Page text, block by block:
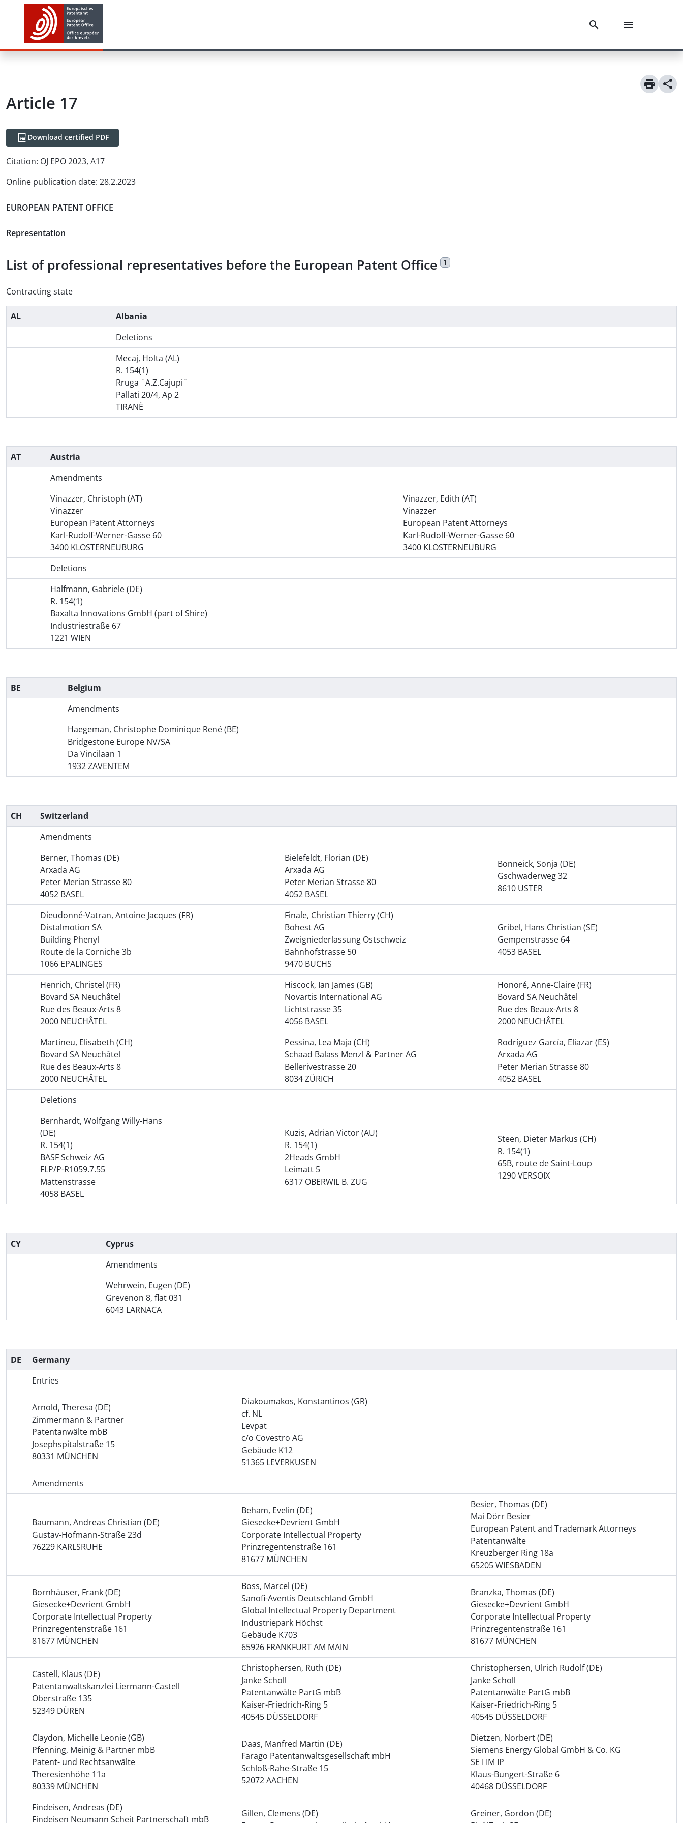
Article 17
Download certified PDF
Citation: OJ EPO 2023, A17
Online publication date: 28.2.2023
EUROPEAN PATENT OFFICE
Representation
List of professional representatives before the European Patent Office 1
Contracting state
AL
Albania
Deletions
Mecaj, Holta (AL)
R. 154(1)
Rruga ¨A.Z.Cajupi¨
Pallati 20/4, Ap 2
TIRANË
AT
Austria
Amendments
Vinazzer, Christoph (AT)
Vinazzer
European Patent Attorneys
Karl-Rudolf-Werner-Gasse 60
3400 KLOSTERNEUBURG
Vinazzer, Edith (AT)
Vinazzer
European Patent Attorneys
Karl-Rudolf-Werner-Gasse 60
3400 KLOSTERNEUBURG
Deletions
Halfmann, Gabriele (DE)
R. 154(1)
Baxalta Innovations GmbH (part of Shire)
Industriestraße 67
1221 WIEN
BE
Belgium
Amendments
Haegeman, Christophe Dominique René (BE)
Bridgestone Europe NV/SA
Da Vincilaan 1
1932 ZAVENTEM
CH
Switzerland
Amendments
Berner, Thomas (DE)
Arxada AG
Peter Merian Strasse 80
4052 BASEL
Bielefeldt, Florian (DE)
Arxada AG
Peter Merian Strasse 80
4052 BASEL
Bonneick, Sonja (DE)
Gschwaderweg 32
8610 USTER
Dieudonné-Vatran, Antoine Jacques (FR)
Distalmotion SA
Building Phenyl
Route de la Corniche 3b
1066 EPALINGES
Finale, Christian Thierry (CH)
Bohest AG
Zweigniederlassung Ostschweiz
Bahnhofstrasse 50
9470 BUCHS
Gribel, Hans Christian (SE)
Gempenstrasse 64
4053 BASEL
Henrich, Christel (FR)
Bovard SA Neuchâtel
Rue des Beaux-Arts 8
2000 NEUCHÂTEL
Hiscock, Ian James (GB)
Novartis International AG
Lichtstrasse 35
4056 BASEL
Honoré, Anne-Claire (FR)
Bovard SA Neuchâtel
Rue des Beaux-Arts 8
2000 NEUCHÂTEL
Martineu, Elisabeth (CH)
Bovard SA Neuchâtel
Rue des Beaux-Arts 8
2000 NEUCHÂTEL
Pessina, Lea Maja (CH)
Schaad Balass Menzl & Partner AG
Bellerivestrasse 20
8034 ZÜRICH
Rodríguez García, Eliazar (ES)
Arxada AG
Peter Merian Strasse 80
4052 BASEL
Deletions
Bernhardt, Wolfgang Willy-Hans
(DE)
R. 154(1)
BASF Schweiz AG
FLP/P-R1059.7.55
Mattenstrasse
4058 BASEL
Kuzis, Adrian Victor (AU)
R. 154(1)
2Heads GmbH
Leimatt 5
6317 OBERWIL B. ZUG
Steen, Dieter Markus (CH)
R. 154(1)
65B, route de Saint-Loup
1290 VERSOIX
CY
Cyprus
Amendments
Wehrwein, Eugen (DE)
Grevenon 8, flat 031
6043 LARNACA
DE
Germany
Entries
Arnold, Theresa (DE)
Zimmermann & Partner
Patentanwälte mbB
Josephspitalstraße 15
80331 MÜNCHEN
Diakoumakos, Konstantinos (GR)
cf. NL
Levpat
c/o Covestro AG
Gebäude K12
51365 LEVERKUSEN
Amendments
Baumann, Andreas Christian (DE)
Gustav-Hofmann-Straße 23d
76229 KARLSRUHE
Beham, Evelin (DE)
Giesecke+Devrient GmbH
Corporate Intellectual Property
Prinzregentenstraße 161
81677 MÜNCHEN
Besier, Thomas (DE)
Mai Dörr Besier
European Patent and Trademark Attorneys
Patentanwälte
Kreuzberger Ring 18a
65205 WIESBADEN
Bornhäuser, Frank (DE)
Giesecke+Devrient GmbH
Corporate Intellectual Property
Prinzregentenstraße 161
81677 MÜNCHEN
Boss, Marcel (DE)
Sanofi-Aventis Deutschland GmbH
Global Intellectual Property Department
Industriepark Höchst
Gebäude K703
65926 FRANKFURT AM MAIN
Branzka, Thomas (DE)
Giesecke+Devrient GmbH
Corporate Intellectual Property
Prinzregentenstraße 161
81677 MÜNCHEN
Castell, Klaus (DE)
Patentanwalts­kanzlei Liermann-Castell
Oberstraße 135
52349 DÜREN
Christophersen, Ruth (DE)
Janke Scholl
Patentanwälte PartG mbB
Kaiser-Friedrich-Ring 5
40545 DÜSSELDORF
Christophersen, Ulrich Rudolf (DE)
Janke Scholl
Patentanwälte PartG mbB
Kaiser-Friedrich-Ring 5
40545 DÜSSELDORF
Claydon, Michelle Leonie (GB)
Pfenning, Meinig & Partner mbB
Patent- und Rechtsanwälte
Theresienhöhe 11a
80339 MÜNCHEN
Daas, Manfred Martin (DE)
Farago Patentanwalts­gesellschaft mbH
Schloß-Rahe-Straße 15
52072 AACHEN
Dietzen, Norbert (DE)
Siemens Energy Global GmbH & Co. KG
SE I IM IP
Klaus-Bungert-Straße 6
40468 DÜSSELDORF
Findeisen, Andreas (DE)
Findeisen Neumann Scheit Partnerschaft mbB
Gillen, Clemens (DE)
Greiner, Gordon (DE)